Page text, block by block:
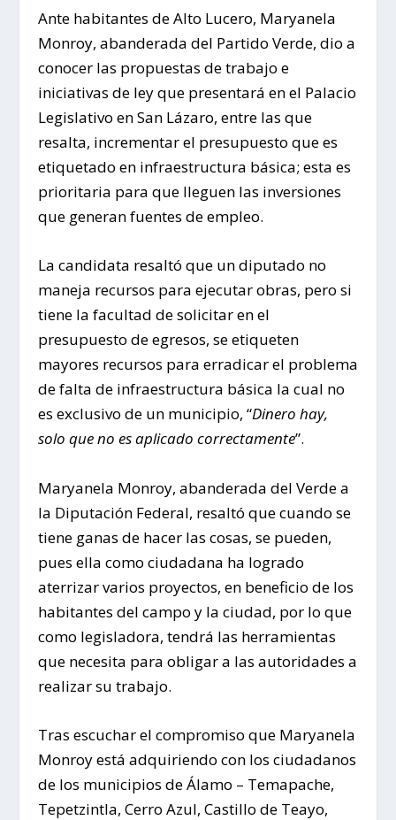
Ante habitantes de Alto Lucero, Maryanela
Monroy, abanderada del Partido Verde, dio a
conocer las propuestas de trabajo e
iniciativas de ley que presentará en el Palacio
Legislativo en San Lázaro, entre las que
resalta, incrementar el presupuesto que es
etiquetado en infraestructura básica; esta es
prioritaria para que lleguen las inversiones
que generan fuentes de empleo.
La candidata resaltó que un diputado no
maneja recursos para ejecutar obras, pero si
tiene la facultad de solicitar en el
presupuesto de egresos, se etiqueten
mayores recursos para erradicar el problema
de falta de infraestructura básica la cual no
es exclusivo de un municipio, “Dinero hay,
solo que no es aplicado correctamente”.
Maryanela Monroy, abanderada del Verde a
la Diputación Federal, resaltó que cuando se
tiene ganas de hacer las cosas, se pueden,
pues ella como ciudadana ha logrado
aterrizar varios proyectos, en beneficio de los
habitantes del campo y la ciudad, por lo que
como legisladora, tendrá las herramientas
que necesita para obligar a las autoridades a
realizar su trabajo.
Tras escuchar el compromiso que Maryanela
Monroy está adquiriendo con los ciudadanos
de los municipios de Álamo – Temapache,
Tepetzintla, Cerro Azul, Castillo de Teayo,